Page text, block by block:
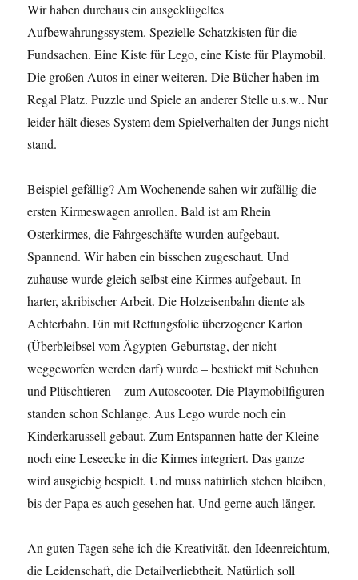
Wir haben durchaus ein ausgeklügeltes
Aufbewahrungssystem. Spezielle Schatzkisten für die
Fundsachen. Eine Kiste für Lego, eine Kiste für Playmobil.
Die großen Autos in einer weiteren. Die Bücher haben im
Regal Platz. Puzzle und Spiele an anderer Stelle u.s.w.. Nur
leider hält dieses System dem Spielverhalten der Jungs nicht
stand.
Beispiel gefällig? Am Wochenende sahen wir zufällig die
ersten Kirmeswagen anrollen. Bald ist am Rhein
Osterkirmes, die Fahrgeschäfte wurden aufgebaut.
Spannend. Wir haben ein bisschen zugeschaut. Und
zuhause wurde gleich selbst eine Kirmes aufgebaut. In
harter, akribischer Arbeit. Die Holzeisenbahn diente als
Achterbahn. Ein mit Rettungsfolie überzogener Karton
(Überbleibsel vom Ägypten-Geburtstag, der nicht
weggeworfen werden darf) wurde – bestückt mit Schuhen
und Plüschtieren – zum Autoscooter. Die Playmobilfiguren
standen schon Schlange. Aus Lego wurde noch ein
Kinderkarussell gebaut. Zum Entspannen hatte der Kleine
noch eine Leseecke in die Kirmes integriert. Das ganze
wird ausgiebig bespielt. Und muss natürlich stehen bleiben,
bis der Papa es auch gesehen hat. Und gerne auch länger.
An guten Tagen sehe ich die Kreativität, den Ideenreichtum,
die Leidenschaft, die Detailverliebtheit. Natürlich soll